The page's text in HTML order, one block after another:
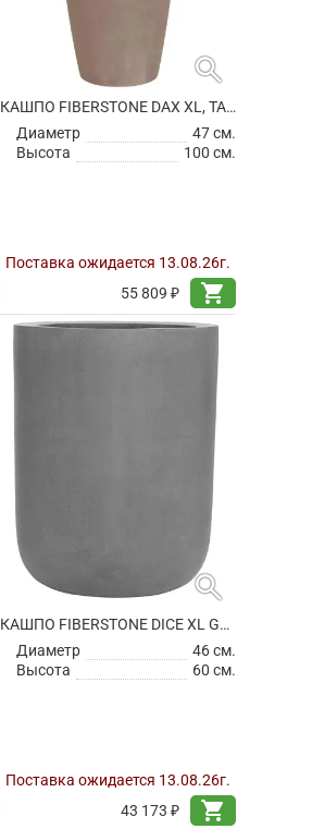
search
КАШПО FIBERSTONE DAX XL, TAUPE
Диаметр
47 см.
Высота
100 см.
Поставка ожидается 13.08.26г.
55 809 ₽
shopping_cart
search
КАШПО FIBERSTONE DICE XL GREY
Диаметр
46 см.
Высота
60 см.
Поставка ожидается 13.08.26г.
43 173 ₽
shopping_cart